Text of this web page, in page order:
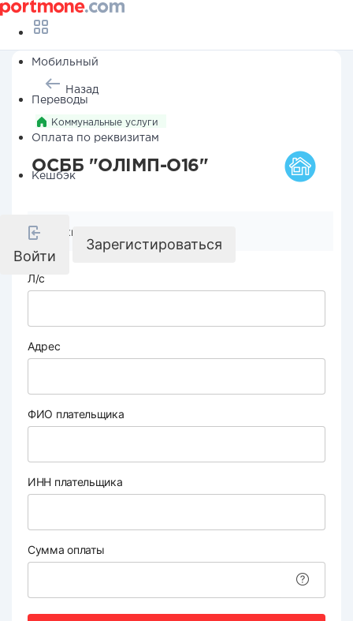
Мобильный
Переводы
Оплата по реквизитам
Кешбэк
Войти
Зарегистироваться
Назад
Коммунальные услуги
ОСББ "ОЛІМП-О16"
Реквизиты компании
Л/с
Адрес
ФИО плательщика
ИНН плательщика
Сумма оплаты